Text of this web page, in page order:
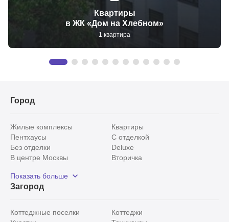
Квартиры
в ЖК «Дом на Хлебном»
1 квартира
Город
Жилые комплексы
Квартиры
Пентхаусы
С отделкой
Без отделки
Deluxe
В центре Москвы
Вторичка
Рядом с парком
С панорамными окнами
Показать больше
Загород
Коттеджные поселки
Коттеджи